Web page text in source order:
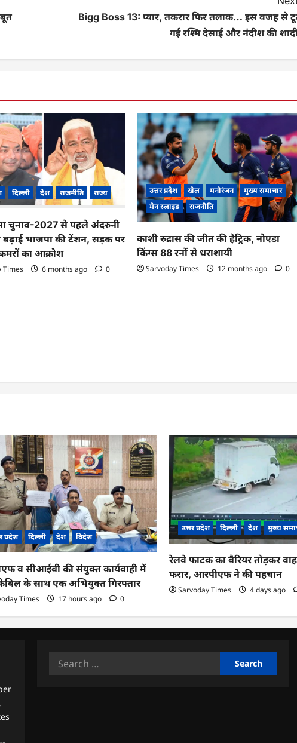
Bigg Boss 13: प्यार, तकरार फिर तलाक… इस वजह से
गई रश्मि देसाई और नंदीश की
दिल्ली देश राजनीति राज्य
चुनाव-2027 से पहले अंदरुनी
बढ़ाई भाजपा की टेंशन, सड़क पर
का आक्रोश
Times 6 months ago 0
उत्तर प्रदेश खेल मनोरंजन
मुख्य समाचार
मेन स्लाइड
राजनीति
काशी रुद्रास की जीत की हैट्रिक, नोएडा
किंग्स 88 रनों से धराशायी
Sarvoday Times 12 months ago 0
प्रदेश दिल्ली देश विदेश
व सीआईबी की संयुक्त कार्यवाही में
के साथ एक अभियुक्त गिरफ्तार
Times 17 hours ago 0
उत्तर प्रदेश दिल्ली देश मुख्य
रेलवे फाटक का बैरियर तोड़कर
फरार, आरपीएफ ने की पहचान
Sarvoday Times 4 days ago
Search